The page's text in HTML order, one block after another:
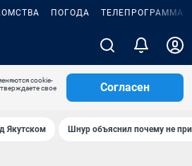
ПОГОДА ТЕЛЕПРОГРАММА
cookie-
свое
Согласен
Якутском Шнур объяснил почему не